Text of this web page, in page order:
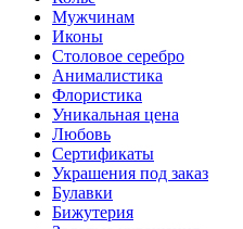
Мужчинам
Иконы
Столовое серебро
Анималистика
Флористика
Уникальная цена
Любовь
Сертификаты
Украшения под заказ
Булавки
Бижутерия